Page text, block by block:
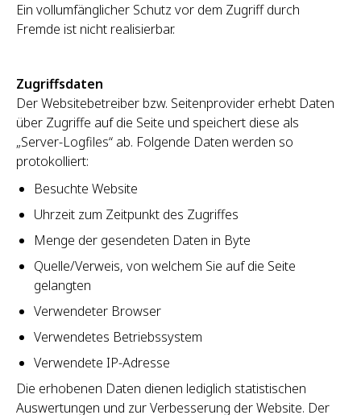
Ein vollumfänglicher Schutz vor dem Zugriff durch
Fremde ist nicht realisierbar.
Zugriffsdaten
Der Websitebetreiber bzw. Seitenprovider erhebt Daten
über Zugriffe auf die Seite und speichert diese als
„Server-Logfiles“ ab. Folgende Daten werden so
protokolliert:
Besuchte Website
Uhrzeit zum Zeitpunkt des Zugriffes
Menge der gesendeten Daten in Byte
Quelle/Verweis, von welchem Sie auf die Seite
gelangten
Verwendeter Browser
Verwendetes Betriebssystem
Verwendete IP-Adresse
Die erhobenen Daten dienen lediglich statistischen
Auswertungen und zur Verbesserung der Website. Der